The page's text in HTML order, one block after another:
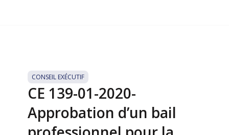
CONSEIL EXÉCUTIF
CE 139-01-2020-
Approbation d’un bail